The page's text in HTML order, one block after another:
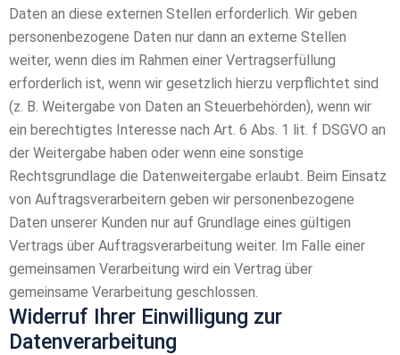
Daten an diese externen Stellen erforderlich. Wir geben
personenbezogene Daten nur dann an externe Stellen
weiter, wenn dies im Rahmen einer Vertragserfüllung
erforderlich ist, wenn wir gesetzlich hierzu verpflichtet sind
(z. B. Weitergabe von Daten an Steuerbehörden), wenn wir
ein berechtigtes Interesse nach Art. 6 Abs. 1 lit. f DSGVO an
der Weitergabe haben oder wenn eine sonstige
Rechtsgrundlage die Datenweitergabe erlaubt. Beim Einsatz
von Auftragsverarbeitern geben wir personenbezogene
Daten unserer Kunden nur auf Grundlage eines gültigen
Vertrags über Auftragsverarbeitung weiter. Im Falle einer
gemeinsamen Verarbeitung wird ein Vertrag über
gemeinsame Verarbeitung geschlossen.
Widerruf Ihrer Einwilligung zur
Datenverarbeitung